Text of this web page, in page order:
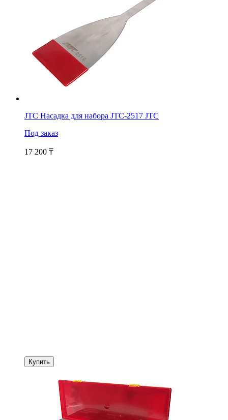
JTC Насадка для набора JTC-2517 JTC
Под заказ
17 200 ₸
Купить